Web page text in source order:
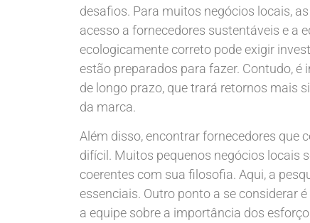
desafios. Para muitos negócios locais,
acesso a fornecedores sustentáveis e a
ecologicamente correto pode exigir
estão preparados para fazer. Contudo,
de longo prazo, que trará retornos mais
da marca.
Além disso, encontrar fornecedores que
difícil. Muitos pequenos negócios locais
coerentes com sua filosofia. Aqui, a
essenciais. Outro ponto a se considerar
a equipe sobre a importância dos